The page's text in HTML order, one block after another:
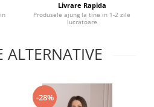
Livrare Rapida
Produsele ajung la tine in 1-2 zile
lucratoare
ALTERNATIVE
-28%